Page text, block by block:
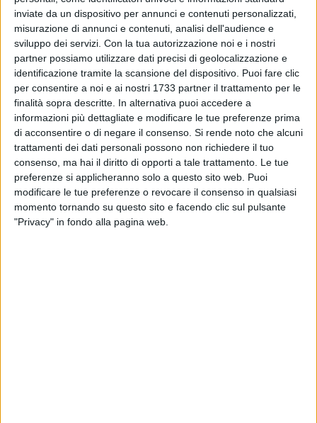
inviate da un dispositivo per annunci e contenuti personalizzati,
misurazione di annunci e contenuti, analisi dell'audience e
sviluppo dei servizi. Con la tua autorizzazione noi e i nostri
partner possiamo utilizzare dati precisi di geolocalizzazione e
identificazione tramite la scansione del dispositivo. Puoi fare clic
per consentire a noi e ai nostri 1733 partner il trattamento per le
finalità sopra descritte. In alternativa puoi accedere a
informazioni più dettagliate e modificare le tue preferenze prima
di acconsentire o di negare il consenso. Si rende noto che alcuni
trattamenti dei dati personali possono non richiedere il tuo
consenso, ma hai il diritto di opporti a tale trattamento. Le tue
preferenze si applicheranno solo a questo sito web. Puoi
modificare le tue preferenze o revocare il consenso in qualsiasi
momento tornando su questo sito e facendo clic sul pulsante
"Privacy" in fondo alla pagina web.
Bus "Anti-Gender" a Bari, polemica per la
manifestazione in piazza Prefettura
BARI - 28 SETTEMBRE 2017
Bari, al via la manutenzione stradale nel
Municipio I
BARI - 28 SETTEMBRE 2017
Santa Maria, dopo la protesta degli ausiliari
arriva la risposta della GVM
BARI - 27 SETTEMBRE 2017
Bari Catino, installati nuovi lampioni davanti
alla chiesa di San Nicola